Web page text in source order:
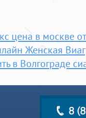
цена в москве
Женская
в Волгограде